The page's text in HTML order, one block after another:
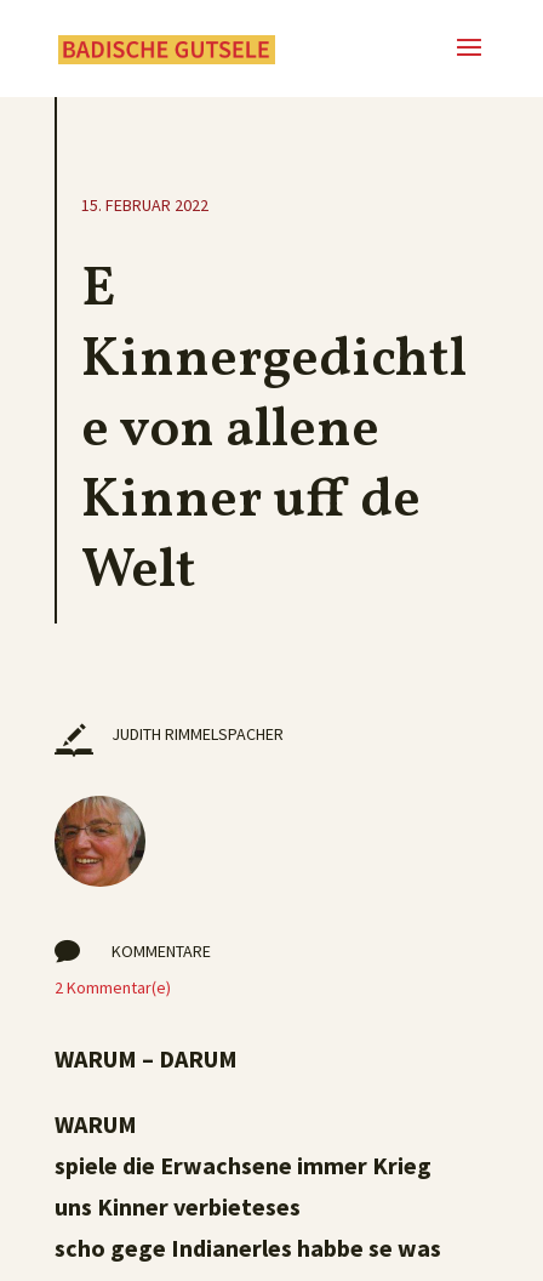
15. FEBRUAR 2022
E
Kinnergedichtl
e von allene
Kinner uff de
Welt
JUDITH RIMMELSPACHER

KOMMENTARE
2 Kommentar(e)
WARUM – DARUM
WARUM
spiele die Erwachsene immer Krieg
uns Kinner verbieteses
scho gege Indianerles habbe se was